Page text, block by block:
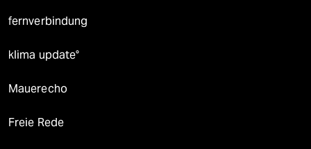
fernverbindung
klima update°
Mauerecho
Freie Rede